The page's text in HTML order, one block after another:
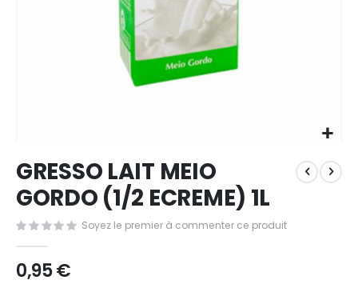
au
début
de
la
Galerie
d’images
GRESSO LAIT MEIO
GORDO (1/2 ECREME) 1L
Soyez le premier à commenter ce produit
0,95 €